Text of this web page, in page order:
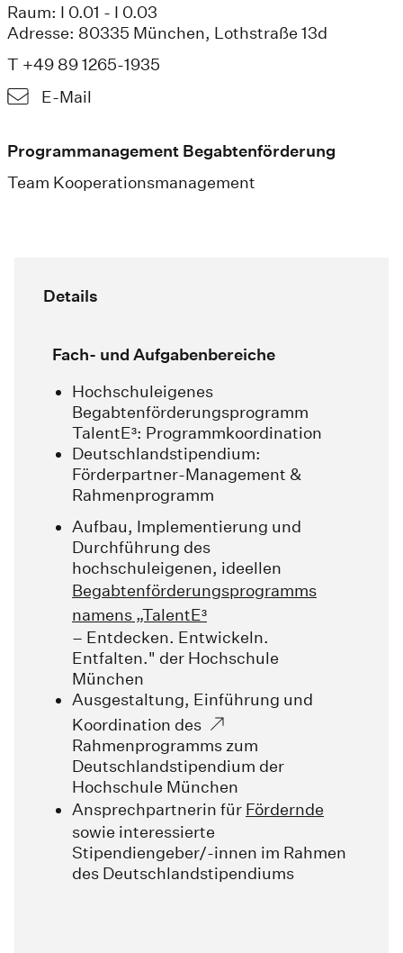
Raum: I 0.01 - I 0.03
Adresse: 80335 München, Lothstraße 13d
T +49 89 1265-1935
E-Mail
Programmanagement Begabtenförderung
Team Kooperationsmanagement
Details
Fach- und Aufgabenbereiche
Hochschuleigenes
Begabtenförderungsprogramm
TalentE³: Programmkoordination
Deutschlandstipendium:
Förderpartner-Management &
Rahmenprogramm
Aufbau, Implementierung und
Durchführung des
hochschuleigenen, ideellen
Begabtenförderungsprogramms
namens „TalentE³
– Entdecken. Entwickeln.
Entfalten." der Hochschule
München
Ausgestaltung, Einführung und
Koordination des
Rahmenprogramms zum
Deutschlandstipendium der
Hochschule München
Ansprechpartnerin für Fördernde
sowie interessierte
Stipendiengeber/-innen im Rahmen
des Deutschlandstipendiums